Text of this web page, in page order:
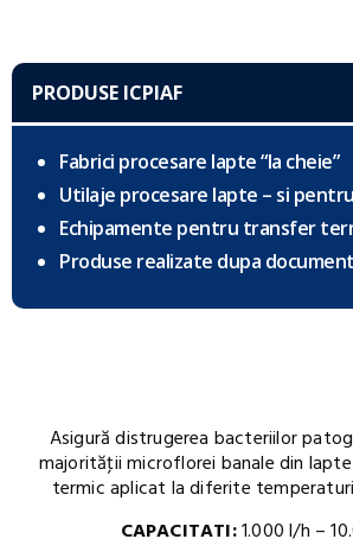
PRODUSE ICPIAF
Fabrici procesare lapte “la cheie”
Utilaje procesare lapte – si
Echipamente pentru transfer
Produse realizate dupa
Asigură distrugerea bacteriilor
majorităţii microflorei banale din
termic aplicat la diferite temperaturi
CAPACITATI:1.000 l/h –